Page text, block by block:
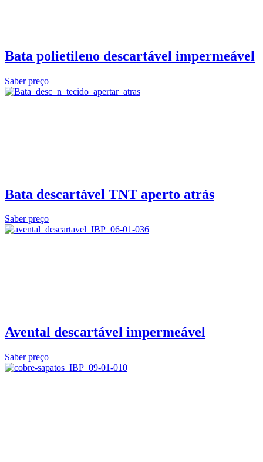
Bata polietileno descartável impermeável
Saber preço
Bata descartável TNT aperto atrás
Saber preço
Avental descartável impermeável
Saber preço